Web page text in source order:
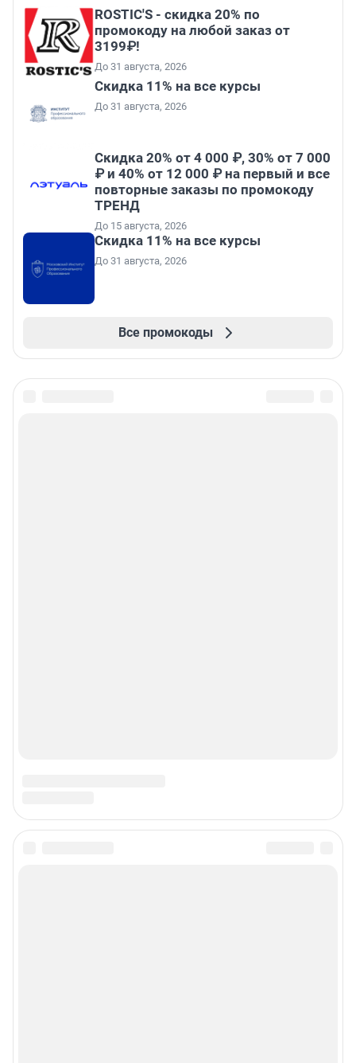
ROSTIC'S - скидка 20% по
промокоду на любой заказ от
3199₽!
До 31 августа, 2026
Скидка 11% на все курсы
До 31 августа, 2026
Скидка 20% от 4 000 ₽, 30% от 7 000
₽ и 40% от 12 000 ₽ на первый и все
повторные заказы по промокоду
ТРЕНД
До 15 августа, 2026
Скидка 11% на все курсы
До 31 августа, 2026
Все промокоды